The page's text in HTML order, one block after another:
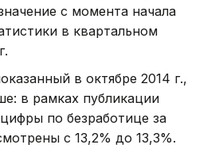
с момента начала
в квартальном
в октябре 2014 г.,
в рамках публикации
по безработице за
с 13,2% до 13,3%.